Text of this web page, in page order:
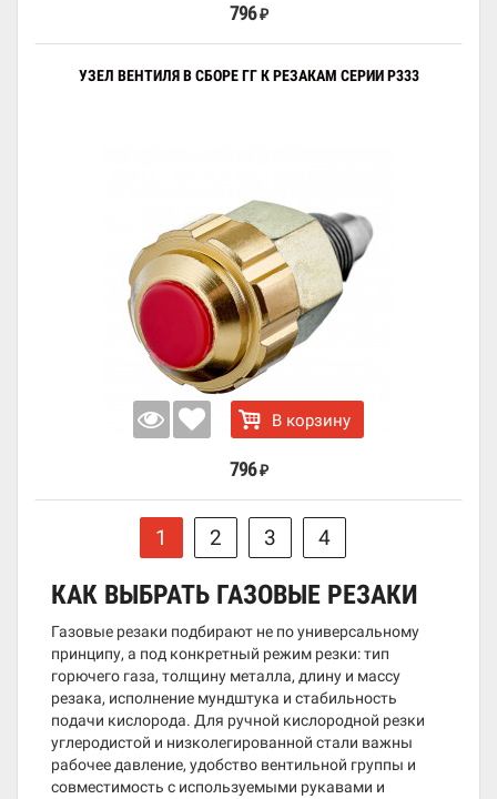
796 ₽
УЗЕЛ ВЕНТИЛЯ В СБОРЕ ГГ К РЕЗАКАМ СЕРИИ Р333
В корзину
796 ₽
1 2 3 4
КАК ВЫБРАТЬ ГАЗОВЫЕ РЕЗАКИ
Газовые резаки подбирают не по универсальному
принципу, а под конкретный режим резки: тип
горючего газа, толщину металла, длину и массу
резака, исполнение мундштука и стабильность
подачи кислорода. Для ручной кислородной резки
углеродистой и низколегированной стали важны
рабочее давление, удобство вентильной группы и
совместимость с используемыми рукавами и